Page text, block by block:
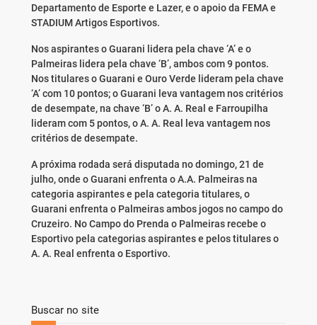
Departamento de Esporte e Lazer, e o apoio da FEMA e
STADIUM Artigos Esportivos.
Nos aspirantes o Guarani lidera pela chave ‘A’ e o
Palmeiras lidera pela chave ‘B’, ambos com 9 pontos.
Nos titulares o Guarani e Ouro Verde lideram pela chave
‘A’ com 10 pontos; o Guarani leva vantagem nos critérios
de desempate, na chave ‘B’ o A. A. Real e Farroupilha
lideram com 5 pontos, o A. A. Real leva vantagem nos
critérios de desempate.
A próxima rodada será disputada no domingo, 21 de
julho, onde o Guarani enfrenta o A.A. Palmeiras na
categoria aspirantes e pela categoria titulares, o
Guarani enfrenta o Palmeiras ambos jogos no campo do
Cruzeiro. No Campo do Prenda o Palmeiras recebe o
Esportivo pela categorias aspirantes e pelos titulares o
A. A. Real enfrenta o Esportivo.
Buscar no site